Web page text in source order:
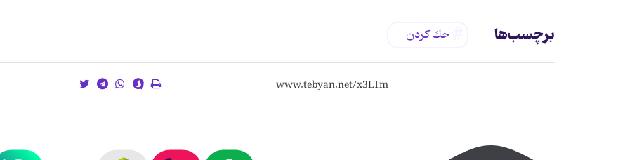
برچسب‌ها حك كردن